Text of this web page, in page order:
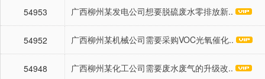
54953 广西柳州某发电公司想要脱硫废水零排放新..
54952 广西柳州某机械公司需要采购VOC光氧催化..
54948 广西柳州某化工公司需要废水废气的升级改..